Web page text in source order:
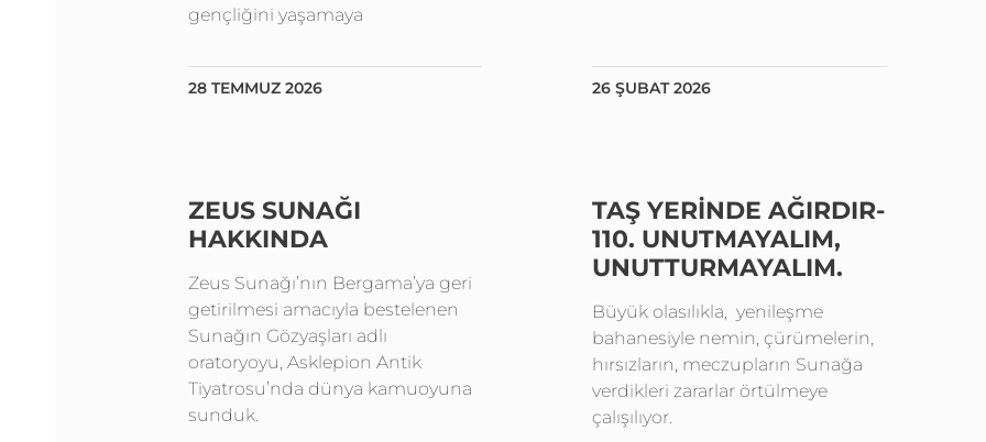
gençliğini yaşamaya
28 TEMMUZ 2026 26 ŞUBAT 2026
ZEUS SUNAĞI
HAKKINDA
Zeus Sunağı’nın Bergama’ya geri
getirilmesi amacıyla bestelenen
Sunağın Gözyaşları adlı
oratoryoyu, Asklepion Antik
Tiyatrosu’nda dünya kamuoyuna
sunduk.
TAŞ YERİNDE AĞIRDIR-
110. UNUTMAYALIM,
UNUTTURMAYALIM.
Büyük olasılıkla, yenileşme
bahanesiyle nemin, çürümelerin,
hırsızların, meczupların Sunağa
verdikleri zararlar örtülmeye
çalışılıyor.